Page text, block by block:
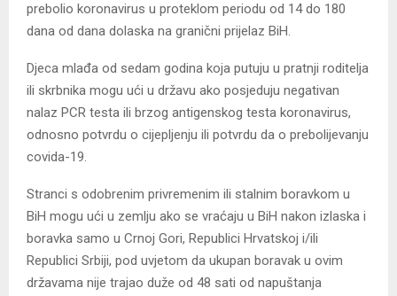
prebolio koronavirus u proteklom periodu od 14 do 180
dana od dana dolaska na granični prijelaz BiH.
Djeca mlađa od sedam godina koja putuju u pratnji roditelja
ili skrbnika mogu ući u državu ako posjeduju negativan
nalaz PCR testa ili brzog antigenskog testa koronavirus,
odnosno potvrdu o cijepljenju ili potvrdu da o prebolijevanju
covida-19.
Stranci s odobrenim privremenim ili stalnim boravkom u
BiH mogu ući u zemlju ako se vraćaju u BiH nakon izlaska i
boravka samo u Crnoj Gori, Republici Hrvatskoj i/ili
Republici Srbiji, pod uvjetom da ukupan boravak u ovim
državama nije trajao duže od 48 sati od napuštanja